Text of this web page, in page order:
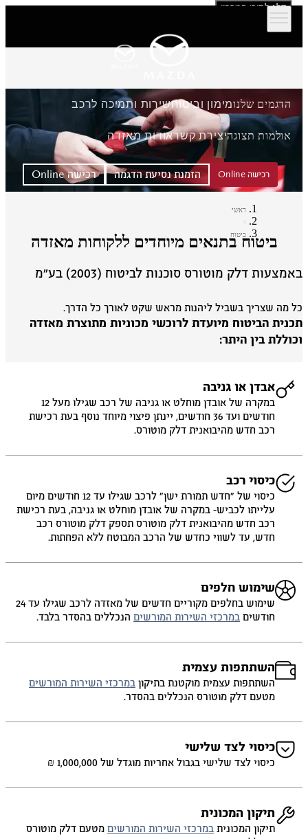
דלג לתוכן המרכזי
הדגמים שלנומימון וביטוחשירות ותמיכה לרכב
אולמות תצוגהיצירת קשראודות מאזדה
רכישה Online הזמנת נסיעת הדגמה רכישה Online
ראשי
ביטוח
ביטוח בתנאים מיוחדים ללקוחות מאזדה
דלק מוטורס סוכנות לביטוח (2003) בע״מ
מה שצריך בשביל ליהנות מראש שקט לאורך כל הדרך.
הביטוח מיועדת לרוכשי מכוניות מתוצרת מאזדה
בין היתר:
אבדן או גניבה
במקרה של אובדן מוחלט או גניבה של רכב שגילו מעל 12
חודשים ועד 36 חודשים, יינתן פיצוי מיוחד נוסף בעת רכישת
רכב חדש מהיבואנית דלק מוטורס.
כיסוי רכב
כיסוי של ״חדש תמורת ישן״ לרכב שגילו עד 12 חודשים מיום
עלייתו לכביש- במקרה של אובדן מוחלט או גניבה, בעת רכישת
רכב חדש מהיבואנית דלק מוטורס תספק דלק מוטורס רכב
חדש, עד לשווי כחדש של הרכב המבוטח ללא הפחתות.
שימוש חלפים
שימוש בחלפים מקוריים חדשים של מאזדה לרכב שגילו עד 24
חודשיםבמרכזי השירות המורשיםהנכללים בהסדר בלבד.
השתתפות עצמית
השתתפות עצמית מוקטנת בתיקוןבמרכזי השירות המורשים
מטעם דלק מוטורס הנכללים בהסדר.
כיסוי לצד שלישי
כיסוי לצד שלישי בגבול אחריות מוגדל של 1,000,000 ₪
תיקון המכונית
תיקון המכוניתבמרכזי השירות המורשיםמטעם דלק מוטורס